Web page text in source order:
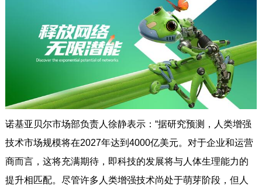
诺基亚贝尔市场部负责人徐静表示：“据研究预测，人类增强
技术市场规模将在2027年达到4000亿美元。对于企业和运营
商而言，这将充满期待，即科技的发展将与人体生理能力的
提升相匹配。尽管许多人类增强技术尚处于萌芽阶段，但人